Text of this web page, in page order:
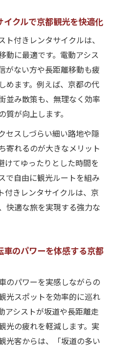
クルで京都観光を快適化
付きレンタサイクルは、
動に最適です。電動アシス
がない方や長距離移動も疲
めます。例えば、京都の代
並み散策も、無理なく効率
が向上します。
セスしづらい細い路地や隠
寄れるのが大きなメリット
けてゆったりとした時間を
で自由に観光ルートを組み
付きレンタサイクルは、京
快適な旅を実現する強力な
車のパワーを体感する京都
のパワーを実感しながらの
光スポットを効率的に巡れ
アシストが坂道や長距離走
光の疲れを軽減します。実
光客からは、「坂道の多い